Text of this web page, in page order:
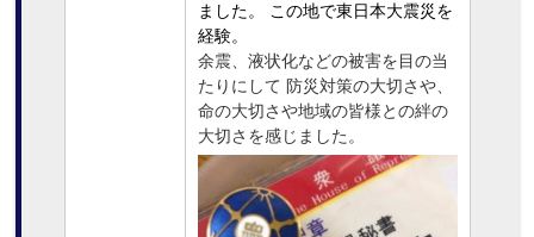
ました。 この地で東日本大震災を
経験。
余震、液状化などの被害を目の当
たりにして 防災対策の大切さや、
命の大切さや地域の皆様との絆の
大切さを感じました。